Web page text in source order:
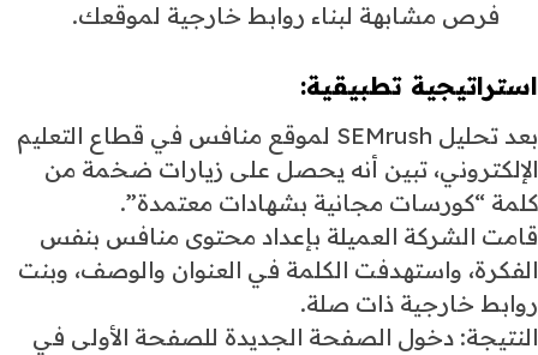
فرص مشابهة لبناء روابط خارجية لموقعك.
استراتيجية تطبيقية:
بعد تحليل SEMrush لموقع منافس في قطاع التعليم
الإلكتروني، تبين أنه يحصل على زيارات ضخمة من
كلمة “كورسات مجانية بشهادات معتمدة”.
قامت الشركة العميلة بإعداد محتوى منافس بنفس
الفكرة، واستهدفت الكلمة في العنوان والوصف، وبنت
روابط خارجية ذات صلة.
النتيجة: دخول الصفحة الجديدة للصفحة الأولى في